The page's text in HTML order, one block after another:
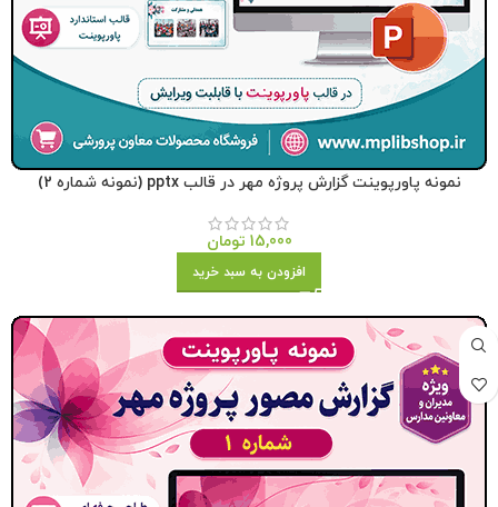
نمونه پاورپوینت گزارش پروژه مهر در قالب pptx (نمونه شماره 2)
15,000 تومان
افزودن به سبد خرید